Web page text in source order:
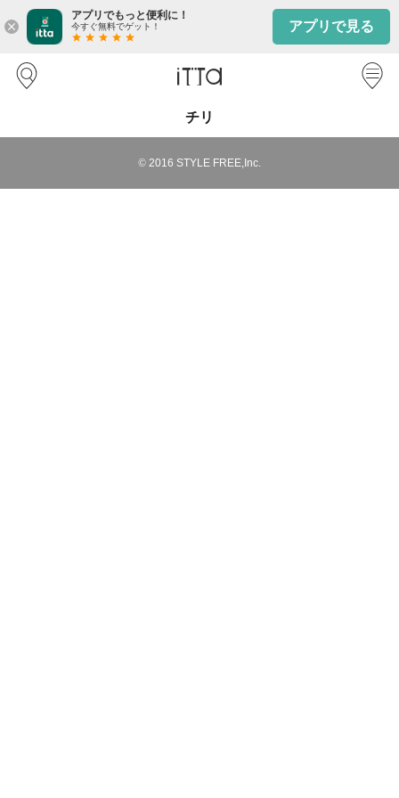
close
アプリでもっと便利に！
今すぐ無料でゲット！
star star star star star
アプリで見る
チリ
© 2016 STYLE FREE,Inc.